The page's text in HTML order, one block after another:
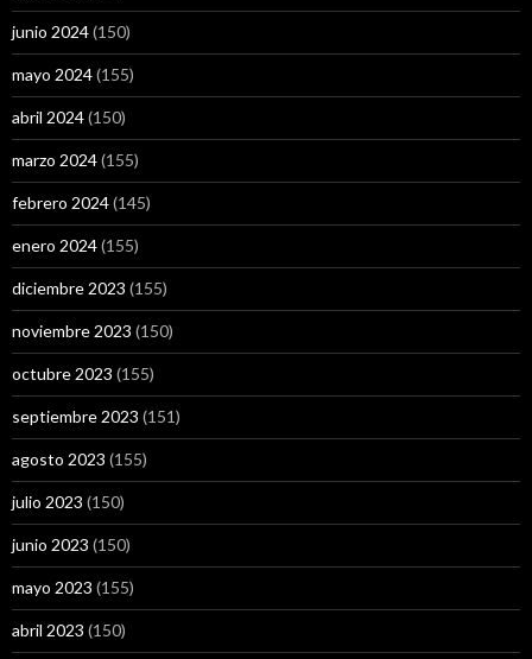
junio 2024(150)
mayo 2024(155)
abril 2024(150)
marzo 2024(155)
febrero 2024(145)
enero 2024(155)
diciembre 2023 (155)
noviembre 2023 (150)
octubre 2023 (155)
septiembre 2023 (151)
agosto 2023 (155)
julio 2023 (150)
junio 2023 (150)
mayo 2023 (155)
abril 2023 (150)